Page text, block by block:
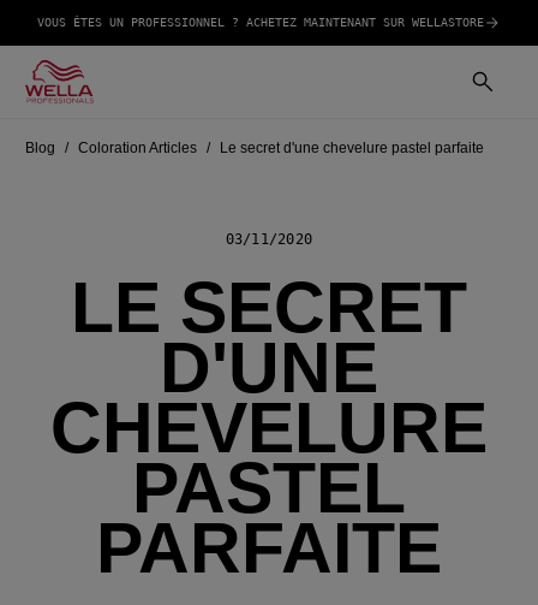
VOUS ÊTES UN PROFESSIONNEL ? ACHETEZ MAINTENANT SUR WELLASTORE
Blog Coloration Articles Le secret d'une chevelure pastel parfaite
03/11/2020
LE SECRET
D'UNE
CHEVELURE
PASTEL
PARFAITE